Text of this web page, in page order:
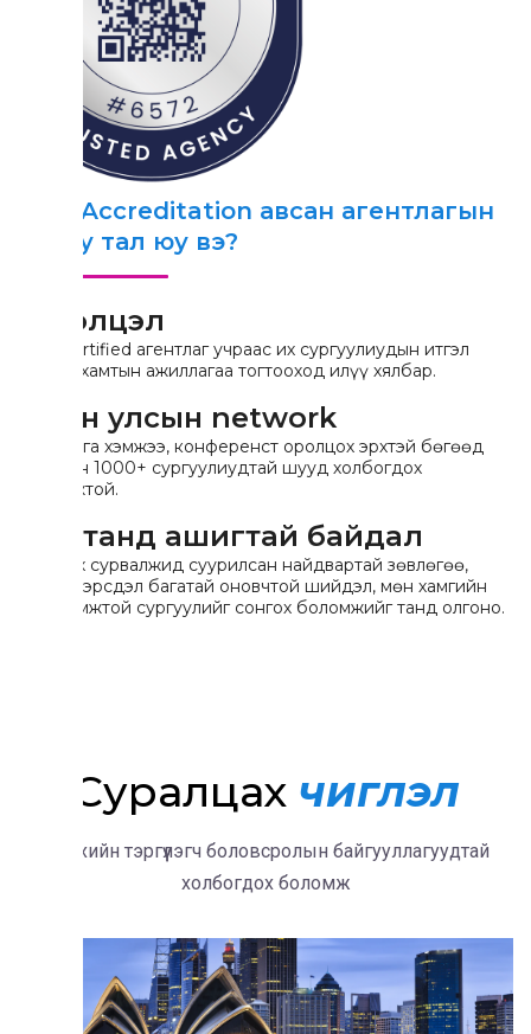
ICEF Accreditation авсан агентлагын
давуу тал юу вэ?
Итгэлцэл
ICEF certified агентлаг учраас их сургуулиудын итгэл
өндөр, хамтын ажиллагаа тогтооход илүү хялбар.
Олон улсын network
ICEF арга хэмжээ, конференст оролцох эрхтэй бөгөөд
дэлхийн 1000+ сургуулиудтай шууд холбогдох
боломжтой.
Оюутанд ашигтай байдал
Олон эх сурвалжид суурилсан найдвартай зөвлөгөө,
визний эрсдэл багатай оновчтой шийдэл, мөн хамгийн
тохиромжтой сургуулийг сонгох боломжийг танд олгоно.
Суралцах чиглэл
Дэлхийн тэргүүлэгч боловсролын байгууллагуудтай
холбогдох боломж